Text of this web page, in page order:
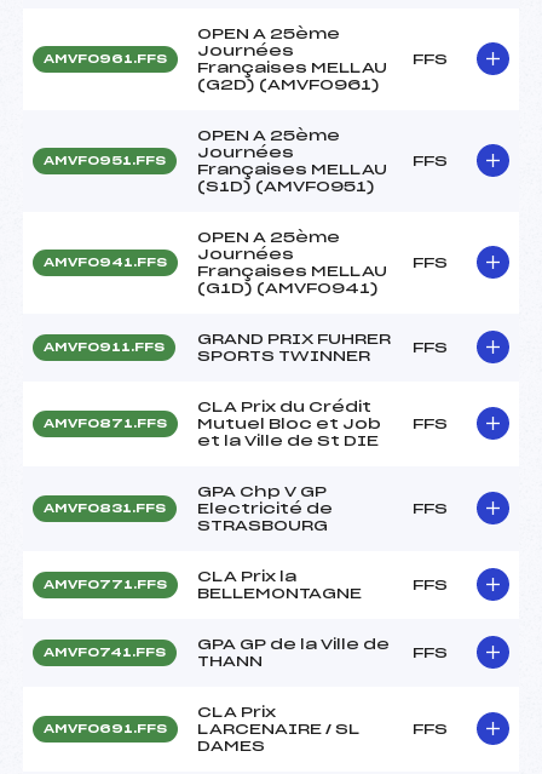
AMVF0961.FFS
OPEN A 25ème
Journées
Françaises MELLAU
(G2D) (AMVF0961)
FFS
AMVF0951.FFS
OPEN A 25ème
Journées
Françaises MELLAU
(S1D) (AMVF0951)
FFS
AMVF0941.FFS
OPEN A 25ème
Journées
Françaises MELLAU
(G1D) (AMVF0941)
FFS
AMVF0911.FFS
GRAND PRIX FUHRER
SPORTS TWINNER
FFS
AMVF0871.FFS
CLA Prix du Crédit
Mutuel Bloc et Job
et la Ville de St DIE
FFS
AMVF0831.FFS
GPA Chp V GP
Electricité de
STRASBOURG
FFS
AMVF0771.FFS
CLA Prix la
BELLEMONTAGNE
FFS
AMVF0741.FFS
GPA GP de la Ville de
THANN
FFS
AMVF0691.FFS
CLA Prix
LARCENAIRE / SL
DAMES
FFS